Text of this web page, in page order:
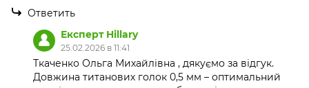
Ответить
Експерт Hillary
25.02.2026 в 11:41
Ткаченко Ольга Михайлівна , дякуємо за відгук.
Довжина титанових голок 0,5 мм – оптимальний